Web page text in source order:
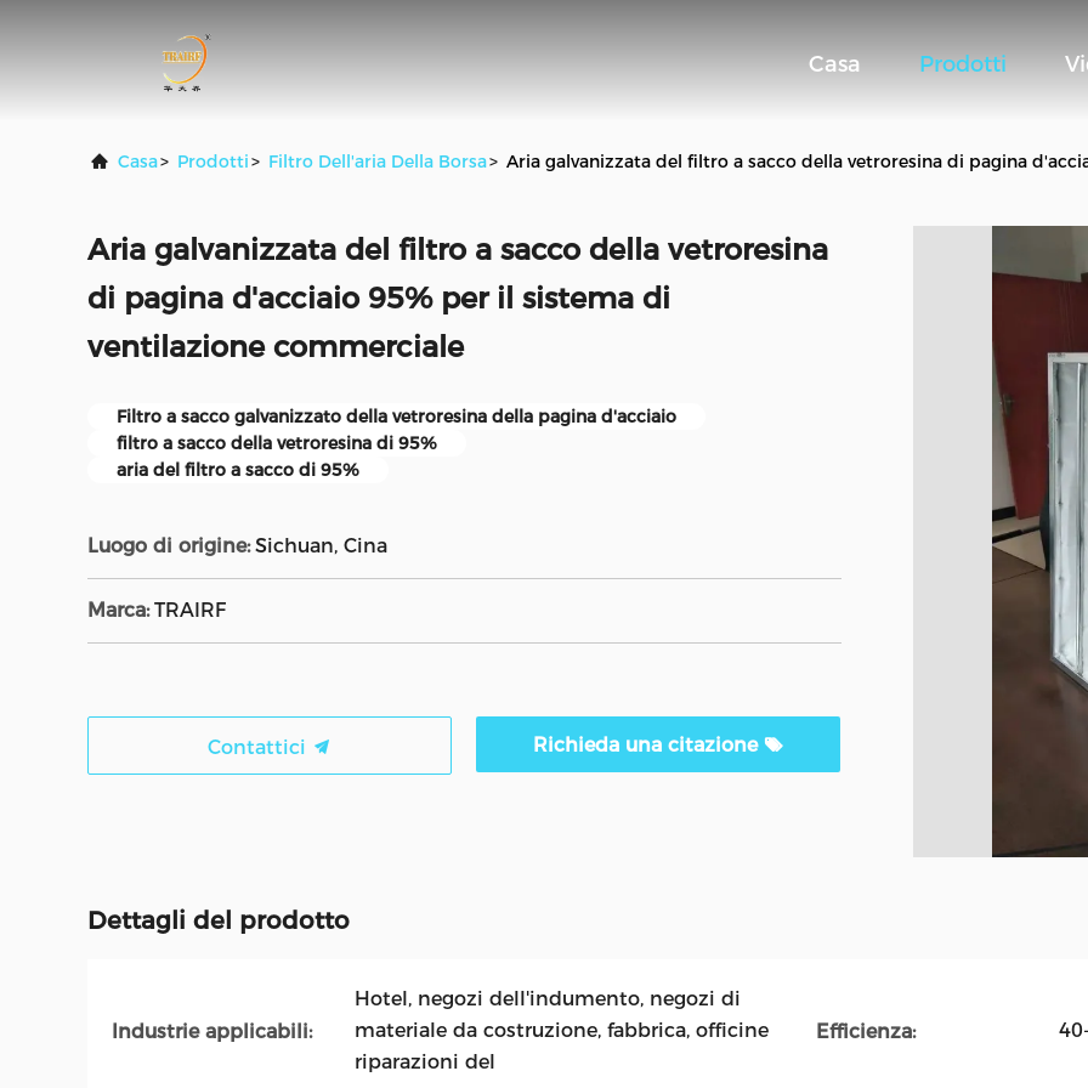
Casa Prodotti
Casa> Prodotti> Filtro Dell'aria Della Borsa> Aria galvanizzata del filtro a sacco della vetroresina di pagina
Aria galvanizzata del filtro a sacco della vetroresina
di pagina d'acciaio 95% per il sistema di
ventilazione commerciale
Filtro a sacco galvanizzato della vetroresina della pagina d'acciaio
filtro a sacco della vetroresina di 95%
aria del filtro a sacco di 95%
Luogo di origine: Sichuan, Cina
Marca: TRAIRF
Contattici Richieda una citazione
Dettagli del prodotto
Industrie applicabili:
Hotel, negozi dell'indumento, negozi di
materiale da costruzione, fabbrica, officine
riparazioni del
Efficienza: